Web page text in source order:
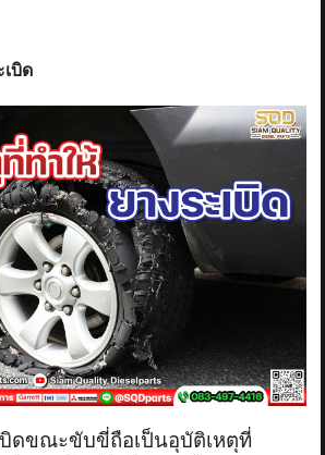
บิด
ดขณะขับขี่ถือเป็นอุบัติเหตุที่